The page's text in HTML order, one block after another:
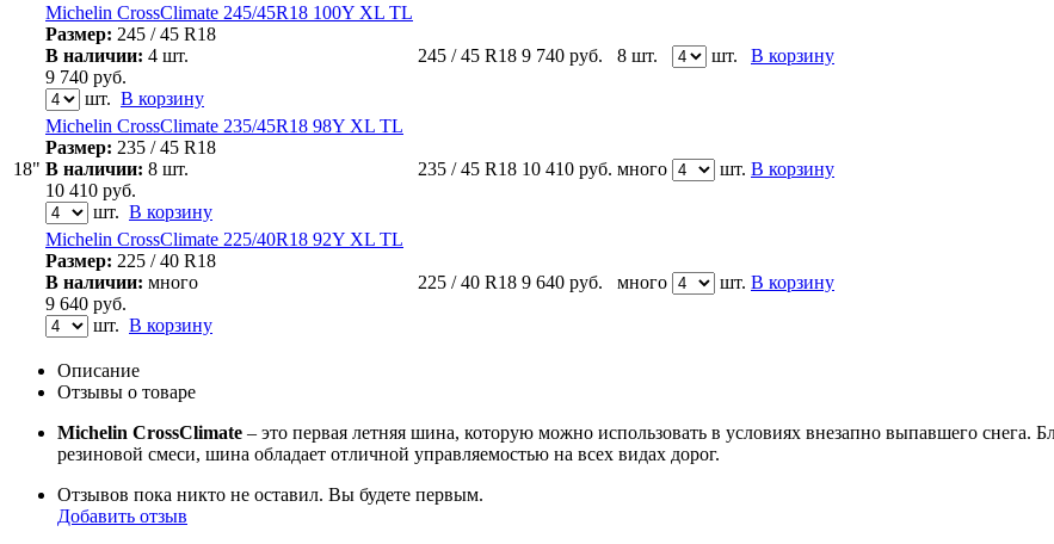
18"
Michelin CrossClimate 245/45R18 100Y XL TL
Размер: 245 / 45 R18
В наличии: 4 шт.
9 740 руб.
шт. В корзину
245 / 45 R18 9 740 руб. 8 шт. шт. В корзину
Michelin CrossClimate 235/45R18 98Y XL TL
Размер: 235 / 45 R18
В наличии: 8 шт.
10 410 руб.
шт. В корзину
235 / 45 R18 10 410 руб. много шт. В корзину
Michelin CrossClimate 225/40R18 92Y XL TL
Размер: 225 / 40 R18
В наличии: много
9 640 руб.
шт. В корзину
225 / 40 R18 9 640 руб. много шт. В корзину
Описание
Отзывы о товаре
Michelin CrossClimate – это первая летняя шина, которую можно использовать в условиях внезапно выпавшего снега.
резиновой смеси, шина обладает отличной управляемостью на всех видах дорог.
Отзывов пока никто не оставил. Вы будете первым.
Добавить отзыв